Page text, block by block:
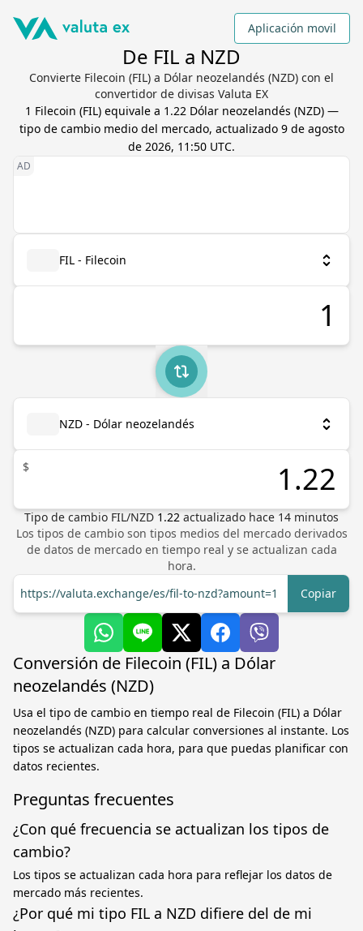
Aplicación movil
De FIL a NZD
Convierte Filecoin (FIL) a Dólar neozelandés (NZD) con el
convertidor de divisas Valuta EX
1 Filecoin (FIL) equivale a 1.22 Dólar neozelandés (NZD) —
tipo de cambio medio del mercado, actualizado 9 de agosto
de 2026, 11:50 UTC.
FIL - Filecoin
NZD - Dólar neozelandés
$
Tipo de cambio FIL/NZD 1.22 actualizado hace 14 minutos
Los tipos de cambio son tipos medios del mercado derivados
de datos de mercado en tiempo real y se actualizan cada
hora.
https://valuta.exchange/es/fil-to-nzd?amount=1
Copiar
Conversión de Filecoin (FIL) a Dólar
neozelandés (NZD)
Usa el tipo de cambio en tiempo real de Filecoin (FIL) a Dólar
neozelandés (NZD) para calcular conversiones al instante. Los
tipos se actualizan cada hora, para que puedas planificar con
datos recientes.
Preguntas frecuentes
¿Con qué frecuencia se actualizan los tipos de
cambio?
Los tipos se actualizan cada hora para reflejar los datos de
mercado más recientes.
¿Por qué mi tipo FIL a NZD difiere del de mi